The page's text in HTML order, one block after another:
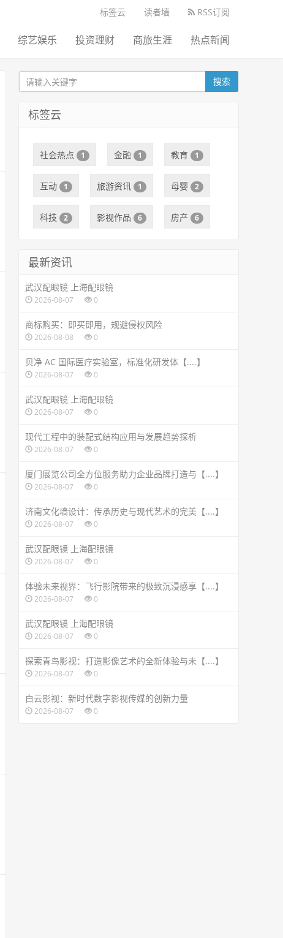
标签云 读者墙 RSS订阅
综艺娱乐 投资理财 商旅生涯 热点新闻
搜索
标签云
社会热点 1 金融 1 教育 1
互动 1 旅游资讯 1 母婴 2
科技 2 影视作品 6 房产 6
最新资讯
武汉配眼镜 上海配眼镜
2026-08-07 0
商标购买：即买即用，规避侵权风险
2026-08-08 0
贝净 AC 国际医疗实验室，标准化研发体【....】
2026-08-07 0
武汉配眼镜 上海配眼镜
2026-08-07 0
现代工程中的装配式结构应用与发展趋势探析
2026-08-07 0
厦门展览公司全方位服务助力企业品牌打造与【....】
2026-08-07 0
济南文化墙设计：传承历史与现代艺术的完美【....】
2026-08-07 0
武汉配眼镜 上海配眼镜
2026-08-07 0
体验未来视界：飞行影院带来的极致沉浸感享【....】
2026-08-07 0
武汉配眼镜 上海配眼镜
2026-08-07 0
探索青鸟影视：打造影像艺术的全新体验与未【....】
2026-08-07 0
白云影视：新时代数字影视传媒的创新力量
2026-08-07 0